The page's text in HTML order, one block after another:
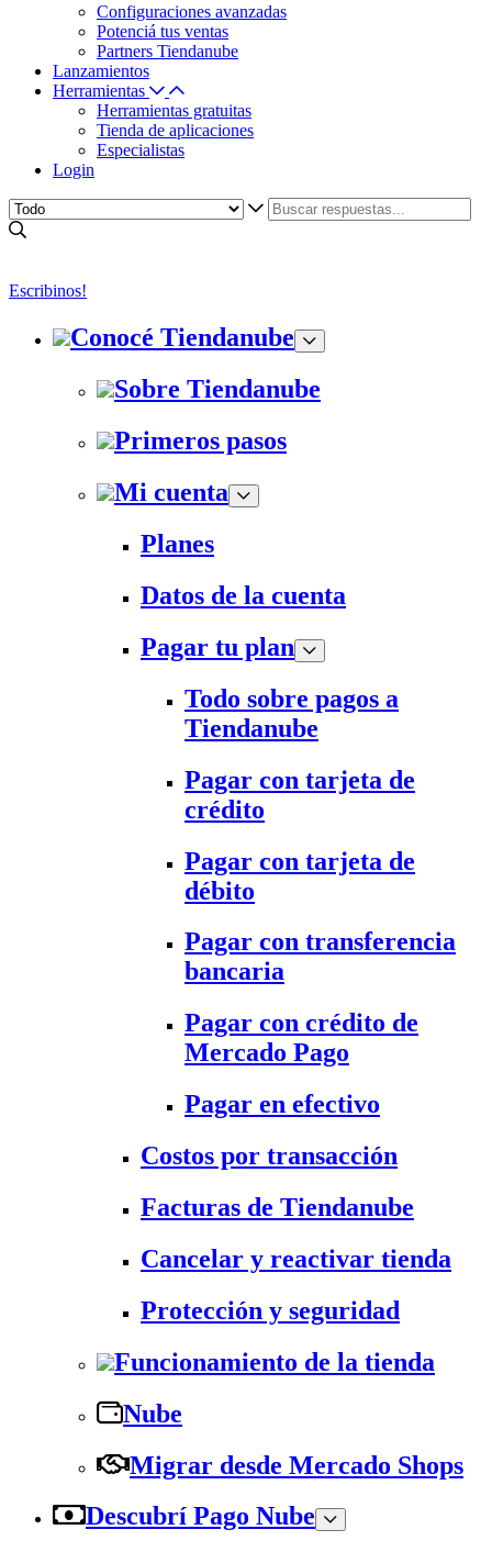
Configuraciones avanzadas
Potenciá tus ventas
Partners Tiendanube
Lanzamientos
Herramientas
Herramientas gratuitas
Tienda de aplicaciones
Especialistas
Login
Escribinos!
Conocé Tiendanube
Sobre Tiendanube
Primeros pasos
Mi cuenta
Planes
Datos de la cuenta
Pagar tu plan
Todo sobre pagos a
Tiendanube
Pagar con tarjeta de
crédito
Pagar con tarjeta de
débito
Pagar con transferencia
bancaria
Pagar con crédito de
Mercado Pago
Pagar en efectivo
Costos por transacción
Facturas de Tiendanube
Cancelar y reactivar tienda
Protección y seguridad
Funcionamiento de la tienda
Nube
Migrar desde Mercado Shops
Descubrí Pago Nube